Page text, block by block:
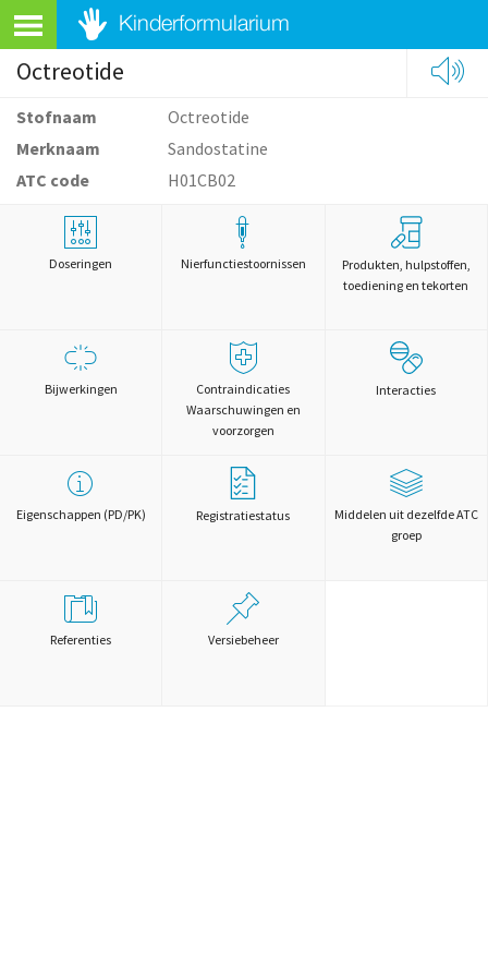
Octreotide
Stofnaam
Octreotide
Merknaam
Sandostatine
ATC code
H01CB02
Doseringen Nierfunctiestoornissen
Produkten, hulpstoffen,
toediening en tekorten
Bijwerkingen
Contraindicaties
Waarschuwingen en
voorzorgen
Interacties
Eigenschappen (PD/PK) Registratiestatus
Middelen uit dezelfde ATC
groep
Referenties Versiebeheer